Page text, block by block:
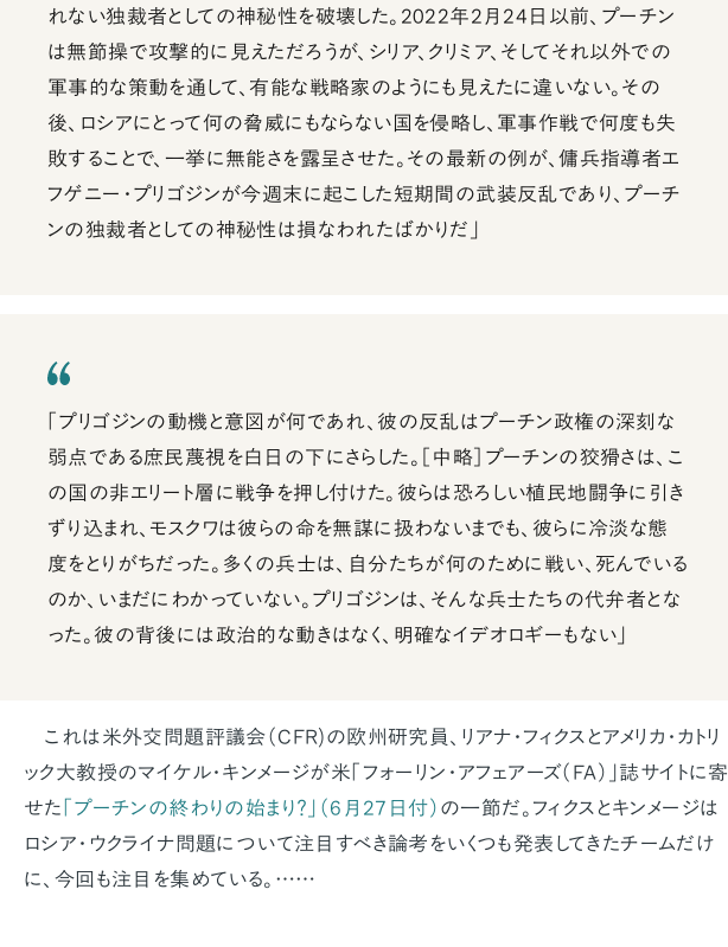
れない独裁者としての神秘性を破壊した。2022年2月24日以前、プーチン
は無節操で攻撃的に見えただろうが、シリア、クリミア、そしてそれ以外での
軍事的な策動を通して、有能な戦略家のようにも見えたに違いない。その
後、ロシアにとって何の脅威にもならない国を侵略し、軍事作戦で何度も失
敗することで、一挙に無能さを露呈させた。その最新の例が、傭兵指導者エ
フゲニー・プリゴジンが今週末に起こした短期間の武装反乱であり、プーチ
ンの独裁者としての神秘性は損なわれたばかりだ」
「プリゴジンの動機と意図が何であれ、彼の反乱はプーチン政権の深刻な
弱点である庶民蔑視を白日の下にさらした。［中略］プーチンの狡猾さは、こ
の国の非エリート層に戦争を押し付けた。彼らは恐ろしい植民地闘争に引き
ずり込まれ、モスクワは彼らの命を無謀に扱わないまでも、彼らに冷淡な態
度をとりがちだった。多くの兵士は、自分たちが何のために戦い、死んでいる
のか、いまだにわかっていない。プリゴジンは、そんな兵士たちの代弁者とな
った。彼の背後には政治的な動きはなく、明確なイデオロギーもない」
これは米外交問題評議会（CFR)の欧州研究員、リアナ・フィクスとアメリカ・カトリ
ック大教授のマイケル・キンメージが米「フォーリン・アフェアーズ（FA）」誌サイトに寄
せた
「プーチンの終わりの始まり？」（6月27日付） の一節だ。フィクスとキンメージは
ロシア・ウクライナ問題について注目すべき論考をいくつも発表してきたチームだけ
に、今回も注目を集めている。……